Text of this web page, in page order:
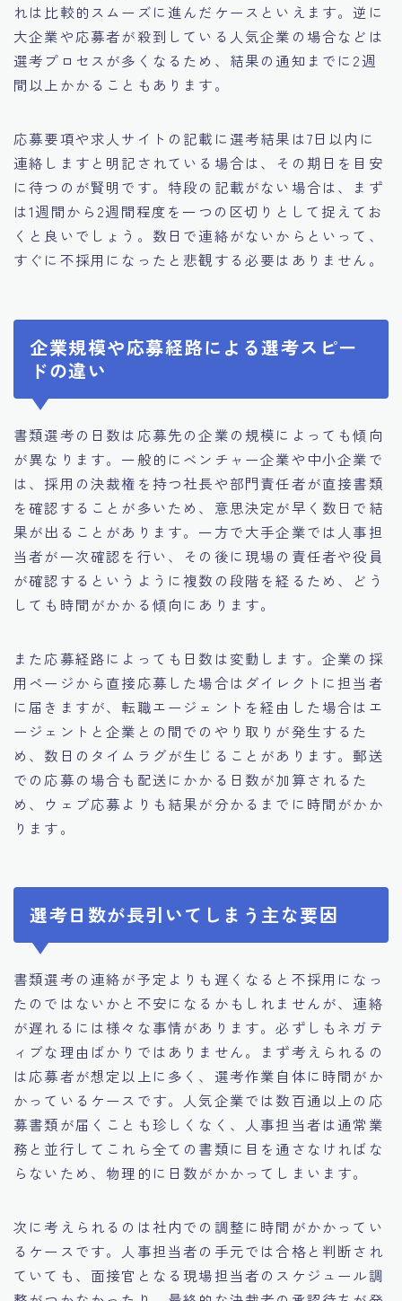
れは比較的スムーズに進んだケースといえます。逆に
大企業や応募者が殺到している人気企業の場合などは
選考プロセスが多くなるため、結果の通知までに2週
間以上かかることもあります。
応募要項や求人サイトの記載に選考結果は7日以内に
連絡しますと明記されている場合は、その期日を目安
に待つのが賢明です。特段の記載がない場合は、まず
は1週間から2週間程度を一つの区切りとして捉えてお
くと良いでしょう。数日で連絡がないからといって、
すぐに不採用になったと悲観する必要はありません。
企業規模や応募経路による選考スピー
ドの違い
書類選考の日数は応募先の企業の規模によっても傾向
が異なります。一般的にベンチャー企業や中小企業で
は、採用の決裁権を持つ社長や部門責任者が直接書類
を確認することが多いため、意思決定が早く数日で結
果が出ることがあります。一方で大手企業では人事担
当者が一次確認を行い、その後に現場の責任者や役員
が確認するというように複数の段階を経るため、どう
しても時間がかかる傾向にあります。
また応募経路によっても日数は変動します。企業の採
用ページから直接応募した場合はダイレクトに担当者
に届きますが、転職エージェントを経由した場合はエ
ージェントと企業との間でのやり取りが発生するた
め、数日のタイムラグが生じることがあります。郵送
での応募の場合も配送にかかる日数が加算されるた
め、ウェブ応募よりも結果が分かるまでに時間がかか
ります。
選考日数が長引いてしまう主な要因
書類選考の連絡が予定よりも遅くなると不採用になっ
たのではないかと不安になるかもしれませんが、連絡
が遅れるには様々な事情があります。必ずしもネガテ
ィブな理由ばかりではありません。まず考えられるの
は応募者が想定以上に多く、選考作業自体に時間がか
かっているケースです。人気企業では数百通以上の応
募書類が届くことも珍しくなく、人事担当者は通常業
務と並行してこれら全ての書類に目を通さなければな
らないため、物理的に日数がかかってしまいます。
次に考えられるのは社内での調整に時間がかかってい
るケースです。人事担当者の手元では合格と判断され
ていても、面接官となる現場担当者のスケジュール調